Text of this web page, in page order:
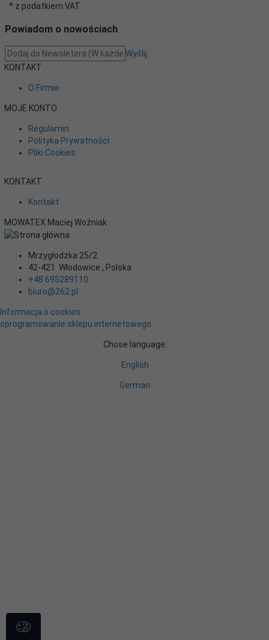
* z podatkiem VAT
Powiadom o nowościach
Wyślij
KONTAKT
O Firmie
MOJE KONTO
Regulamin
Polityka Prywatności
Pliki Cookies
KONTAKT
Kontakt
MOWATEX Maciej Woźniak
Mrzygłodzka 25/2
42-421
Włodowice , Polska
+48 695289110
biuro@262.pl
Informacja o cookies
oprogramowanie sklepu internetowego
Chose language:
English
German